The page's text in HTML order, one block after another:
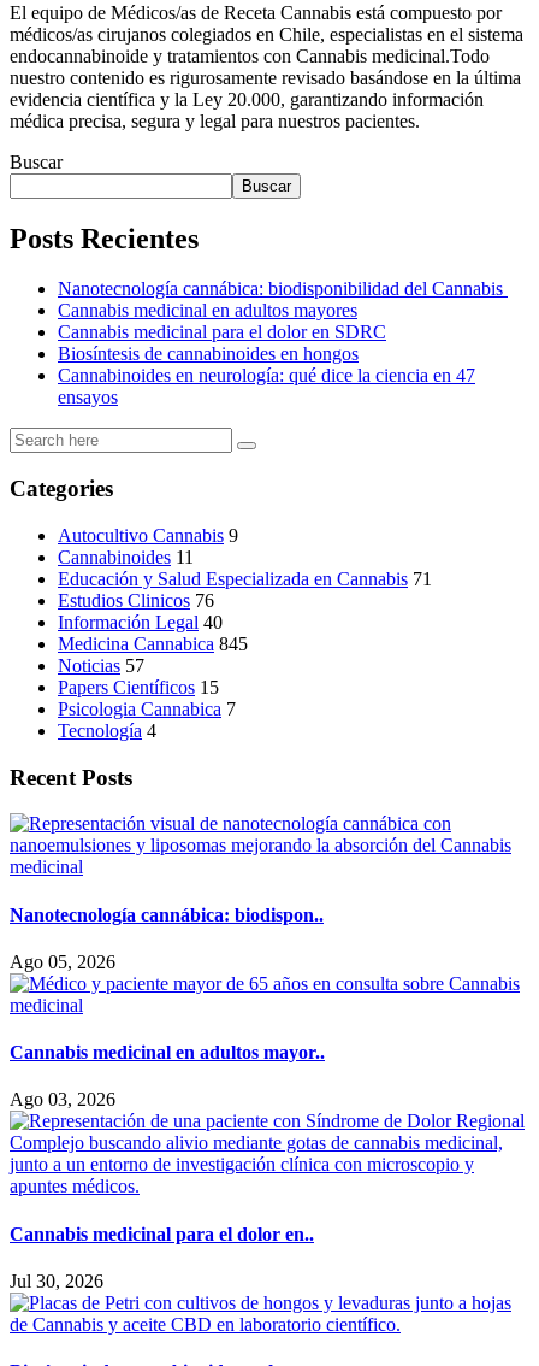
El equipo de Médicos/as de Receta Cannabis está compuesto por
médicos/as cirujanos colegiados en Chile, especialistas en el sistema
endocannabinoide y tratamientos con Cannabis medicinal.Todo
nuestro contenido es rigurosamente revisado basándose en la última
evidencia científica y la Ley 20.000, garantizando información
médica precisa, segura y legal para nuestros pacientes.
Buscar
Buscar
Posts Recientes
Nanotecnología cannábica: biodisponibilidad del Cannabis
Cannabis medicinal en adultos mayores
Cannabis medicinal para el dolor en SDRC
Biosíntesis de cannabinoides en hongos
Cannabinoides en neurología: qué dice la ciencia en 47
ensayos
Categories
Autocultivo Cannabis 9
Cannabinoides 11
Educación y Salud Especializada en Cannabis 71
Estudios Clinicos 76
Información Legal 40
Medicina Cannabica 845
Noticias 57
Papers Científicos 15
Psicologia Cannabica 7
Tecnología 4
Recent Posts
Nanotecnología cannábica: biodispon..
Ago 05, 2026
Cannabis medicinal en adultos mayor..
Ago 03, 2026
Cannabis medicinal para el dolor en..
Jul 30, 2026